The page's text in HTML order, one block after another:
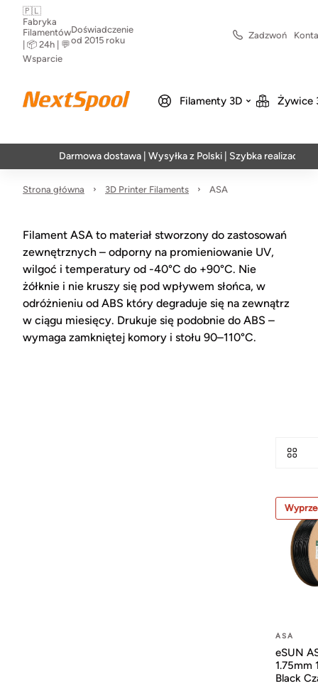
🇵🇱
Fabryka
Filamentów
| 📦 24h | 💬
Wsparcie
Doświadczenie
od 2015 roku
Zadzwoń
Filamenty 3D Żywice
Darmowa dostawa | Wysyłka z Polski | Szybka realizacja w 24h
Strona główna 3D Printer Filaments ASA
Filament ASA to materiał stworzony do zastosowań
zewnętrznych – odporny na promieniowanie UV,
wilgoć i temperatury od -40°C do +90°C. Nie
żółknie i nie kruszy się pod wpływem słońca, w
odróżnieniu od ABS który degraduje się na zewnątrz
w ciągu miesięcy. Drukuje się podobnie do ABS –
wymaga zamkniętej komory i stołu 90–110°C.
ASA
eSUN
1.75mm
Black